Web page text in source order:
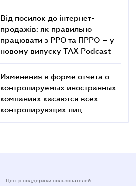
Від посилок до інтернет-
продажів: як правильно
працювати з РРО та ПРРО – у
новому випуску TAX Podcast
Изменения в форме отчета о
контролируемых иностранных
компаниях касаются всех
контролирующих лиц
Центр поддержки пользователей